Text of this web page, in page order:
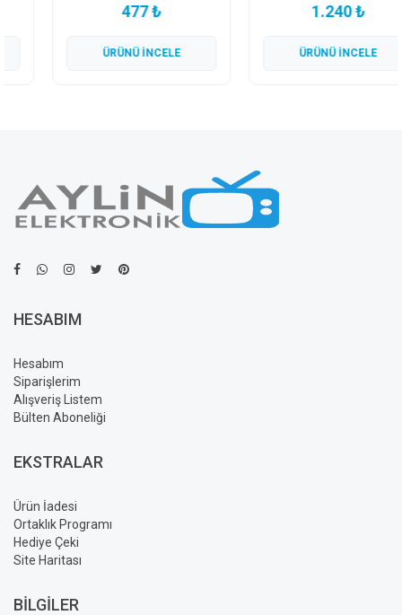
477 ₺
ÜRÜNÜ İNCELE
1.240 ₺
ÜRÜNÜ İNCELE
HESABIM
Hesabım
Siparişlerim
Alışveriş Listem
Bülten Aboneliği
EKSTRALAR
Ürün İadesi
Ortaklık Programı
Hediye Çeki
Site Haritası
BILGILER